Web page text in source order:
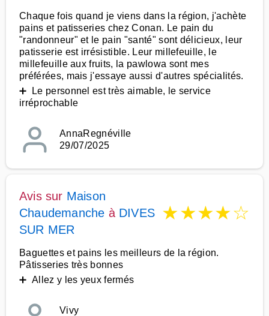
Chaque fois quand je viens dans la région, j'achète
pains et patisseries chez Conan. Le pain du
"randonneur" et le pain "santé" sont délicieux, leur
patisserie est irrésistible. Leur millefeuille, le
millefeuille aux fruits, la pawlowa sont mes
préférées, mais j'essaye aussi d'autres spécialités.
➕ Le personnel est très aimable, le service
irréprochable
AnnaRegnéville
29/07/2025
Avis sur Maison
Chaudemanche à DIVES
SUR MER
★★★★☆
Baguettes et pains les meilleurs de la région.
Pâtisseries très bonnes
➕ Allez y les yeux fermés
Vivy